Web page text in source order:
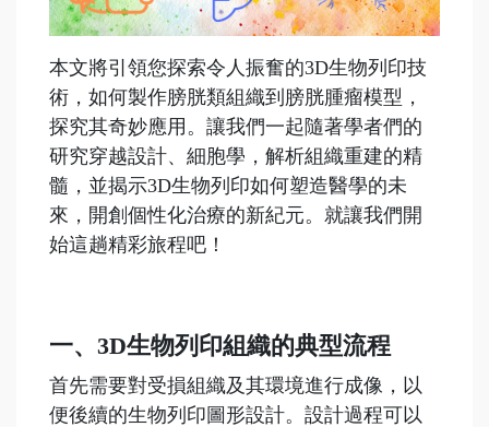
本文將引領您探索令人振奮的3D生物列印技
術，如何製作膀胱類組織到膀胱腫瘤模型，
探究其奇妙應用。讓我們一起隨著學者們的
研究穿越設計、細胞學，解析組織重建的精
髓，並揭示3D生物列印如何塑造醫學的未
來，開創個性化治療的新紀元。就讓我們開
始這趟精彩旅程吧！
一、3D生物列印組織的典型流程
首先需要對受損組織及其環境進行成像，以
便後續的生物列印圖形設計。設計過程可以